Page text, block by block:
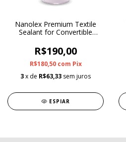
Nanolex Premium Textile
Sealant for Convertible
R$190,00
R$180,50 com Pix
3x de R$63,33 sem juros
ESPIAR